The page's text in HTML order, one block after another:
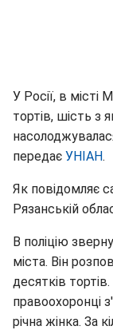
У Росії, в місті
тортів, шість з
передає УНІАН.
Як повідомляє
Рязанській
В поліцію
міста. Він
десятків
правоохоронці
річна жінка. За